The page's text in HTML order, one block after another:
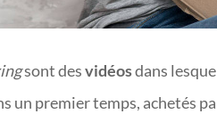
sont desvidéosdans
un premier temps, achetés